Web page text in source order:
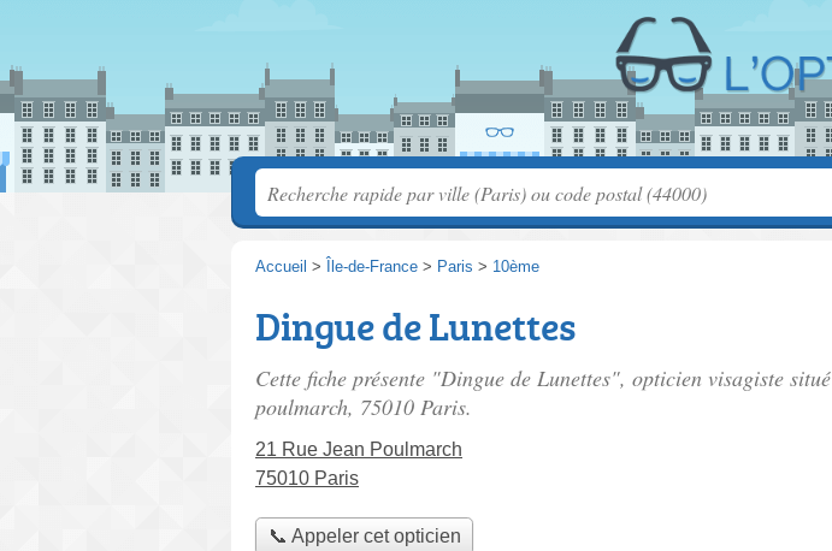
Accueil > Île-de-France > Paris > 10ème
Dingue de Lunettes
Cette fiche présente "Dingue de Lunettes", opticien visagiste situé
poulmarch, 75010 Paris.
21 Rue Jean Poulmarch
75010 Paris
📞 Appeler cet opticien